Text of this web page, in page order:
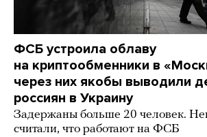
ФСБ устроила облаву
на криптообменники в
через них якобы выводили
россиян в Украину
Задержаны больше 20 человек.
считали, что работают на ФСБ